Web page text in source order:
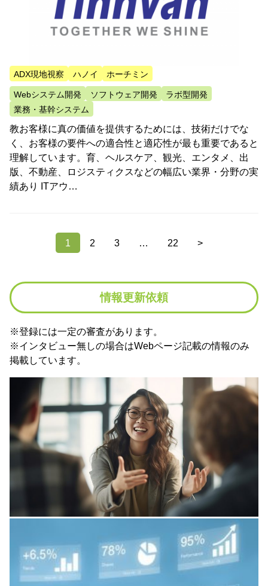
ADX現地視察 ハノイ ホーチミン
Webシステム開発 ソフトウェア開発
ラボ型開発
業務・基幹システム
教お客様に真の価値を提供するためには、技術だけでな
く、お客様の要件への適合性と適応性が最も重要であると
理解しています。育、ヘルスケア、観光、エンタメ、出
版、不動産、ロジスティクスなどの幅広い業界・分野の実
績あり ITアウ…
1 2 3 … 22 >
情報更新依頼
※登録には一定の審査があります。
※インタビュー無しの場合はWebページ記載の情報のみ
掲載しています。